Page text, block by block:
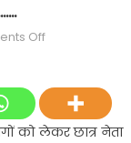
Offon
से
को लेकर छात्र नेता